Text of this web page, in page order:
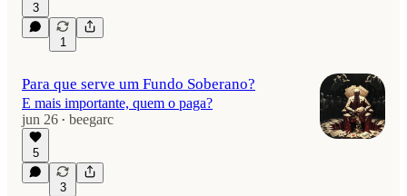
3
1
Para que serve um Fundo Soberano?
E mais importante, quem o paga?
jun 26 • beegarc
5
3